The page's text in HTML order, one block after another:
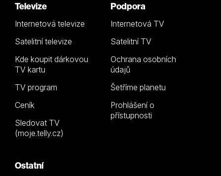
Televize
Internetová televize
Satelitní televize
Kde koupit dárkovou
TV kartu
TV program
Ceník
Sledovat TV
(moje.telly.cz)
Podpora
Internetová TV
Satelitní TV
Ochrana osobních
údajů
Šetříme planetu
Prohlášení o
přístupnosti
Ostatní